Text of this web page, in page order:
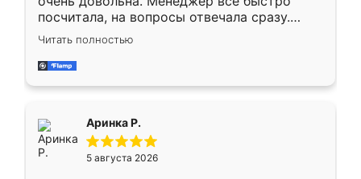
посчитала, на вопросы отвечала сразу.
Замерщик приехал в субботу, подошёл к
делу со всей ответственностью. Собрали
за день, ребята работали аккуратно, даже
Читать полностью
Аринка Р.
5 августа 2026